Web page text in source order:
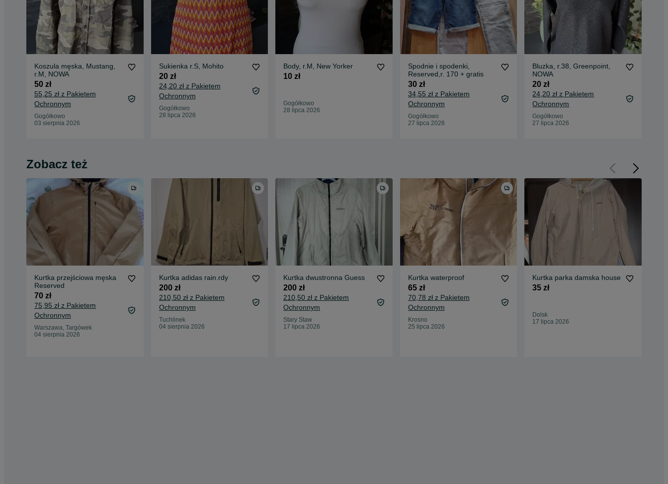
Koszula męska, Mustang,
r.M, NOWA
50 zł
55,25 zł z Pakietem
Ochronnym
Gogółkowo
03 sierpnia 2026
Sukienka r.S, Mohito
20 zł
24,20 zł z Pakietem
Ochronnym
Gogółkowo
28 lipca 2026
Body, r.M, New Yorker
10 zł
Gogółkowo
28 lipca 2026
Spodnie i spodenki,
Reserved,r. 170 + gratis
30 zł
34,55 zł z Pakietem
Ochronnym
Gogółkowo
27 lipca 2026
Bluzka, r.38, Greenpoint,
NOWA
20 zł
24,20 zł z Pakietem
Ochronnym
Gogółkowo
27 lipca 2026
Zobacz też
Kurtka przejściowa męska
Reserved
70 zł
75,95 zł z Pakietem
Ochronnym
Warszawa, Targówek
04 sierpnia 2026
Kurtka adidas rain.rdy
200 zł
210,50 zł z Pakietem
Ochronnym
Tuchlinek
04 sierpnia 2026
Kurtka dwustronna Guess
200 zł
210,50 zł z Pakietem
Ochronnym
Stary Staw
17 lipca 2026
Kurtka waterproof
65 zł
70,78 zł z Pakietem
Ochronnym
Krosno
25 lipca 2026
Kurtka parka damska house
35 zł
Dolsk
17 lipca 2026